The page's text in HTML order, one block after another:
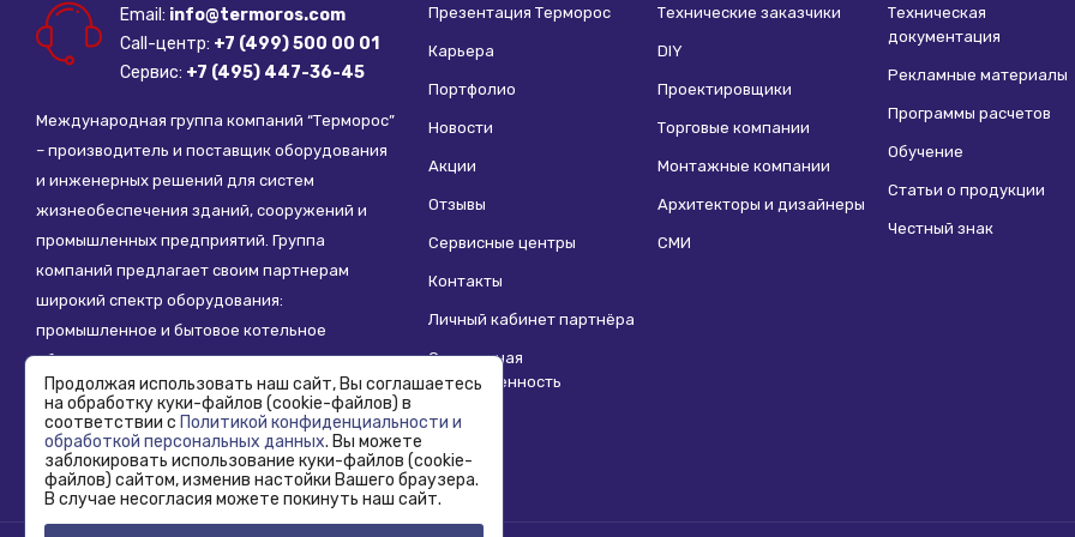
Email: info@termoros.com
Call-центр: +7 (499) 500 00 01
Сервис: +7 (495) 447-36-45
Международная группа компаний “Терморос”
– производитель и поставщик оборудования
и инженерных решений для систем
жизнеобеспечения зданий, сооружений и
промышленных предприятий. Группа
компаний предлагает своим партнерам
широкий спектр оборудования:
промышленное и бытовое котельное
оборудование, системы отопления,
водоснабжения, водоподготовки и другие
инженерные системы.
Презентация Терморос
Карьера
Портфолио
Новости
Акции
Отзывы
Сервисные центры
Контакты
Личный кабинет партнёра
Социальная
ответственность
Технические заказчики
DIY
Проектировщики
Торговые компании
Монтажные компании
Архитекторы и дизайнеры
СМИ
Техническая
документация
Рекламные материалы
Программы расчетов
Обучение
Статьи о продукции
Честный знак
Продолжая использовать наш сайт, Вы соглашаетесь
на обработку куки-файлов (cookie-файлов) в
соответствии с Политикой конфиденциальности и
обработкой персональных данных. Вы можете
заблокировать использование куки-файлов (cookie-
файлов) сайтом, изменив настойки Вашего браузера.
В случае несогласия можете покинуть наш сайт.